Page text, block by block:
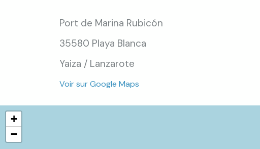
Port de Marina Rubicón
35580 Playa Blanca
Yaiza / Lanzarote
Voir sur Google Maps
+
−